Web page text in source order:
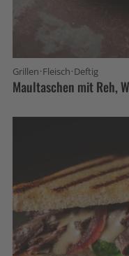
Grillen·Fleisch·Deftig
Maultaschen mit Reh,